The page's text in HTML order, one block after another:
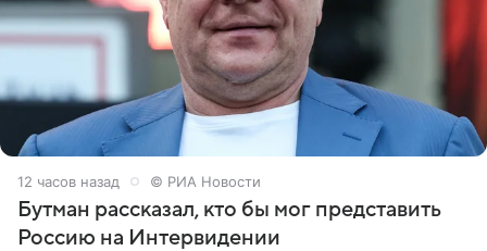
12 часов назад © РИА Новости
Бутман рассказал, кто бы мог представить
Россию на Интервидении